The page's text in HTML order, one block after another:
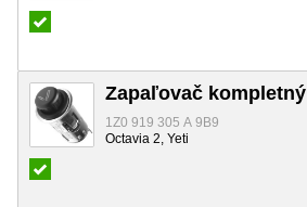
Zapaľovač kompletný
1Z0 919 305 A 9B9
Octavia 2, Yeti